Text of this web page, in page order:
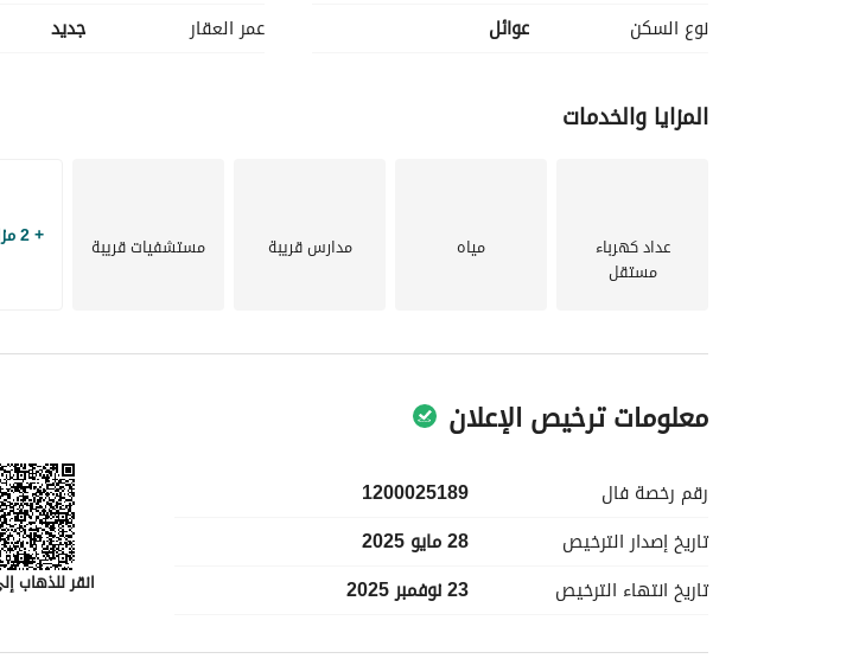
نوع السكن
عوائل
عمر العقار
جديد
المزايا والخدمات
عداد كهرباء
مستقل
مياه مدارس قريبة مستشفيات قريبة + 2 مزايا وخدمات
معلومات ترخيص الإعلان
رقم رخصة فال
1200025189
تاريخ إصدار الترخيص
28 مايو 2025
تاريخ انتهاء الترخيص 23 نوفمبر 2025 انقر للذهاب